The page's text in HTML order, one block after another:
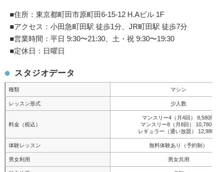
■住所：東京都町田市原町田6-15-12 H.Aビル 1F
■アクセス：小田急町田駅 徒歩1分、JR町田駅 徒歩7分
■営業時間：平日 9:30〜21:30、土・祝 9:30〜19:30
■定休日：日曜日
スタジオデータ
種類 マシン
レッスン形式 少人数
料金（税込）
マンスリー4（月4回） 8,580円
マンスリー8（月8回） 10,780円
レギュラー（通い放題） 12,980
体験レッスン 無料体験あり（予約制）
男女利用 男女共用